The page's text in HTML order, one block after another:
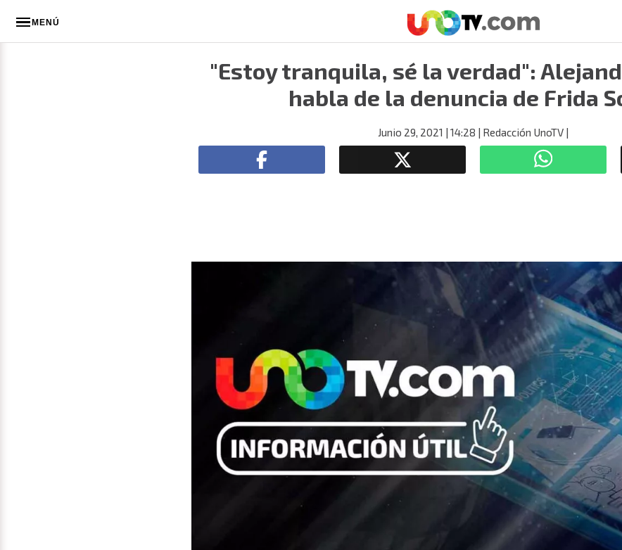
MENÚ
"Estoy tranquila, sé la verdad":
habla de la denuncia de Frida
Junio 29, 2021 | 14:28 | Redacción UnoTV|